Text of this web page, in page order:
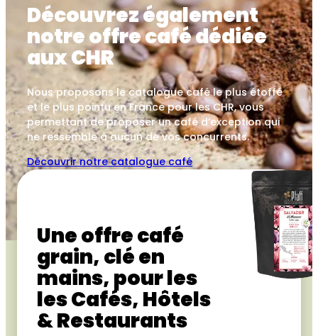
Découvrez également
notre offre café dédiée
aux CHR
Nous proposons le catalogue café le plus étoffé
et le plus pointu en France pour les CHR, vous
permettant de proposer un café d’exception qui
ne ressemble à aucun de vos concurrents.
Découvrir notre catalogue café
Une offre café
grain, clé en
mains, pour les
les Cafés, Hôtels
& Restaurants